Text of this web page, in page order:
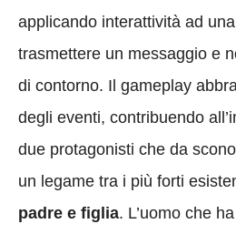
applicando interattività ad
trasmettere un messaggio e
di contorno. Il gameplay
degli eventi, contribuendo
due protagonisti che da
un legame tra i più forti
padre e figlia. L’uomo che